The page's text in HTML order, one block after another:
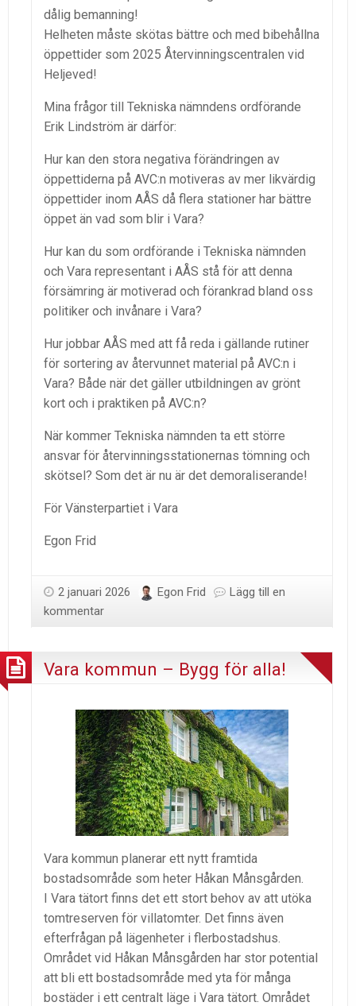
dålig bemanning!
Helheten måste skötas bättre och med bibehållna
öppettider som 2025 Återvinningscentralen vid
Heljeved!
Mina frågor till Tekniska nämndens ordförande
Erik Lindström är därför:
Hur kan den stora negativa förändringen av
öppettiderna på AVC:n motiveras av mer likvärdig
öppettider inom AÅS då flera stationer har bättre
öppet än vad som blir i Vara?
Hur kan du som ordförande i Tekniska nämnden
och Vara representant i AÅS stå för att denna
försämring är motiverad och förankrad bland oss
politiker och invånare i Vara?
Hur jobbar AÅS med att få reda i gällande rutiner
för sortering av återvunnet material på AVC:n i
Vara? Både när det gäller utbildningen av grönt
kort och i praktiken på AVC:n?
När kommer Tekniska nämnden ta ett större
ansvar för återvinningsstationernas tömning och
skötsel? Som det är nu är det demoraliserande!
För Vänsterpartiet i Vara
Egon Frid
2 januari 2026 Egon Frid
Lägg till en
kommentar
Vara kommun – Bygg för alla!
Vara kommun planerar ett nytt framtida
bostadsområde som heter Håkan Månsgården.
I Vara tätort finns det ett stort behov av att utöka
tomtreserven för villatomter. Det finns även
efterfrågan på lägenheter i flerbostadshus.
Området vid Håkan Månsgården har stor potential
att bli ett bostadsområde med yta för många
bostäder i ett centralt läge i Vara tätort. Området